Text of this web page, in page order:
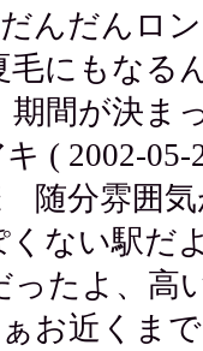
んだんロ
毛にもなる
期間が決ま
( 2002-05-
随分雰囲気
くない駅だ
ったよ、高
お近くまで